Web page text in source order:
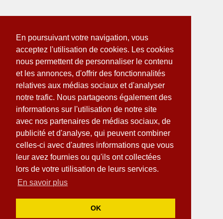
En poursuivant votre navigation, vous
acceptez l'utilisation de cookies. Les cookies
nous permettent de personnaliser le contenu
et les annonces, d'offrir des fonctionnalités
relatives aux médias sociaux et d'analyser
notre trafic. Nous partageons également des
informations sur l'utilisation de notre site
avec nos partenaires de médias sociaux, de
publicité et d'analyse, qui peuvent combiner
celles-ci avec d'autres informations que vous
leur avez fournies ou qu'ils ont collectées
lors de votre utilisation de leurs services.
En savoir plus
OK